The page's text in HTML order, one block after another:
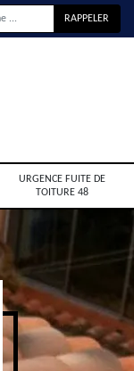
URGENCE FUITE DE
TOITURE 48